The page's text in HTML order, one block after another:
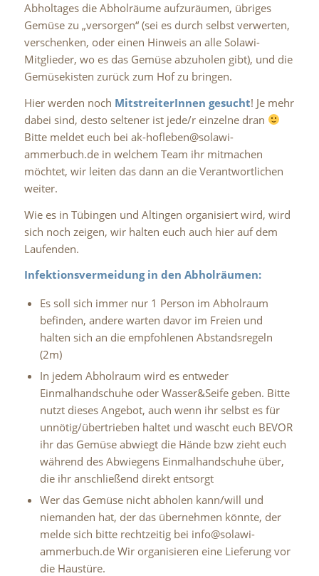
Abholtages die Abholräume aufzuräumen, übriges
Gemüse zu „versorgen“ (sei es durch selbst verwerten,
verschenken, oder einen Hinweis an alle Solawi-
Mitglieder, wo es das Gemüse abzuholen gibt), und die
Gemüsekisten zurück zum Hof zu bringen.
Hier werden noch MitstreiterInnen gesucht! Je mehr
dabei sind, desto seltener ist jede/r einzelne dran
Bitte meldet euch bei ak-hofleben@solawi-
ammerbuch.de in welchem Team ihr mitmachen
möchtet, wir leiten das dann an die Verantwortlichen
weiter.
Wie es in Tübingen und Altingen organisiert wird, wird
sich noch zeigen, wir halten euch auch hier auf dem
Laufenden.
Infektionsvermeidung in den Abholräumen:
Es soll sich immer nur 1 Person im Abholraum
befinden, andere warten davor im Freien und
halten sich an die empfohlenen Abstandsregeln
(2m)
In jedem Abholraum wird es entweder
Einmalhandschuhe oder Wasser&Seife geben. Bitte
nutzt dieses Angebot, auch wenn ihr selbst es für
unnötig/übertrieben haltet und wascht euch BEVOR
ihr das Gemüse abwiegt die Hände bzw zieht euch
während des Abwiegens Einmalhandschuhe über,
die ihr anschließend direkt entsorgt
Wer das Gemüse nicht abholen kann/will und
niemanden hat, der das übernehmen könnte, der
melde sich bitte rechtzeitig bei info@solawi-
ammerbuch.de Wir organisieren eine Lieferung vor
die Haustüre.